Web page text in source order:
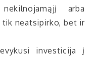
arba
neatsipirko, bet ir
investicija į